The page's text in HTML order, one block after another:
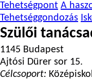
Tehetségpont A
Tehetséggondozás
Szülői
1145 Budapest
Ajtósi Dürer sor 15.
Célcsoport: